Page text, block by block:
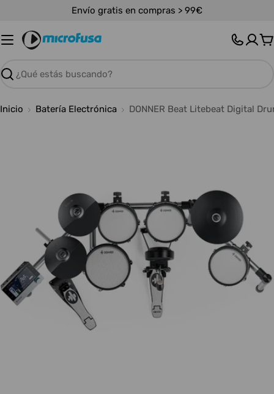
contenido
Envío gratis en compras > 99€
Buscar
Inicio Batería Electrónica DONNER Beat Litebeat Digital
medios 0 en modal